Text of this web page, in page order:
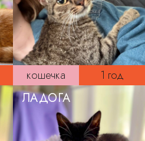
кошечка 1 год
ЛАДОГА